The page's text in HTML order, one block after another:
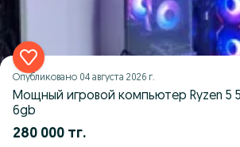
Опубликовано 04 августа 2026 г.
Мощный игровой компьютер Ryzen 5
6gb
280 000 тг.